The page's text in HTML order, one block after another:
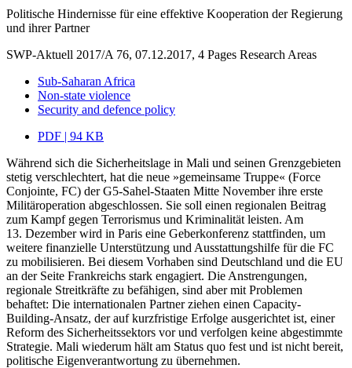
Politische Hindernisse für eine effektive Kooperation der Regierung
und ihrer Partner
SWP-Aktuell 2017/A 76, 07.12.2017, 4 Pages Research Areas
Sub-Saharan Africa
Non-state violence
Security and defence policy
PDF | 94 KB
Während sich die Sicherheitslage in Mali und seinen Grenzgebieten
stetig verschlechtert, hat die neue »gemeinsame Truppe« (Force
Conjointe, FC) der G5-Sahel-Staaten Mitte November ihre erste
Militäroperation abgeschlossen. Sie soll einen regionalen Beitrag
zum Kampf gegen Terrorismus und Kriminalität leisten. Am
13. Dezember wird in Paris eine Geberkonferenz stattfinden, um
weitere finanzielle Unterstützung und Ausstattungshilfe für die FC
zu mobilisieren. Bei diesem Vorhaben sind Deutschland und die EU
an der Seite Frankreichs stark engagiert. Die Anstrengungen,
regionale Streitkräfte zu befähigen, sind aber mit Problemen
behaftet: Die internationalen Partner ziehen einen Capacity-
Building-Ansatz, der auf kurzfristige Erfolge ausgerichtet ist, einer
Reform des Sicherheitssektors vor und verfolgen keine abgestimmte
Strategie. Mali wiederum hält am Status quo fest und ist nicht bereit,
politische Eigenverantwortung zu übernehmen.